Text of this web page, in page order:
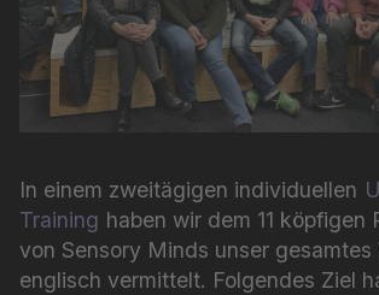
In einem zweitägigen individuellen
Training haben wir dem 11 köpfigen
von Sensory Minds unser gesamtes
englisch vermittelt. Folgendes Ziel